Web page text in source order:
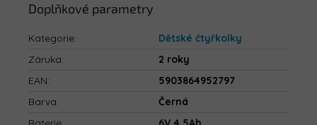
Doplňkové parametry
Kategorie:
Dětské čtyřkolky
Záruka:
2 roky
EAN:
5903864952797
Barva:
Černá